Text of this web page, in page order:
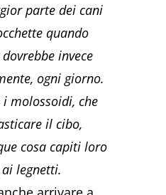
parte dei cani
quando
invece
ogni giorno.
i molossoidi, che
il cibo,
cosa capiti loro
legnetti.